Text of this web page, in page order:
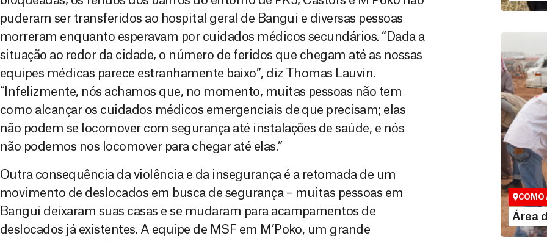
puderam ser transferidos ao hospital geral de Bangui e diversas pessoas
morreram enquanto esperavam por cuidados médicos secundários. “Dada a
situação ao redor da cidade, o número de feridos que chegam até as nossas
equipes médicas parece estranhamente baixo”, diz Thomas Lauvin.
“Infelizmente, nós achamos que, no momento, muitas pessoas não tem
como alcançar os cuidados médicos emergenciais de que precisam; elas
não podem se locomover com segurança até instalações de saúde, e nós
não podemos nos locomover para chegar até elas.”
Outra consequência da violência e da insegurança é a retomada de um
movimento de deslocados em busca de segurança – muitas pessoas em
Bangui deixaram suas casas e se mudaram para acampamentos de
deslocados já existentes. A equipe de MSF em M’Poko, um grande
Área
Espaço
COMO
Área